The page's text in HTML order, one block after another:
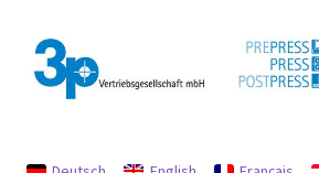
Spring
til
navigation
Spring
til
indhold